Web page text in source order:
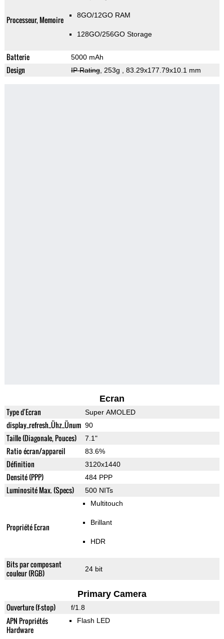
Processeur, Memoire 8GO/12GO RAM
128GO/256GO Storage
Batterie 5000 mAh
Design IP Rating, 253g , 83.29x177.79x10.1 mm
Ecran
Type d'Ecran Super AMOLED
display_refresh_Ühz_Ünum 90
Taille (Diagonale, Pouces) 7.1"
Ratio écran/appareil 83.6%
Définition 3120x1440
Densité (PPP) 484 PPP
Luminosité Max. (Specs) 500 NITs
Propriété Ecran
Multitouch
Brillant
HDR
Bits par composant
couleur (RGB)
24 bit
Primary Camera
Ouverture (f-stop) f/1.8
APN Propriétés
Hardware
Flash LED